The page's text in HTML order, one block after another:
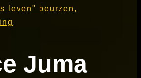
leven" beurzen ,
Juma